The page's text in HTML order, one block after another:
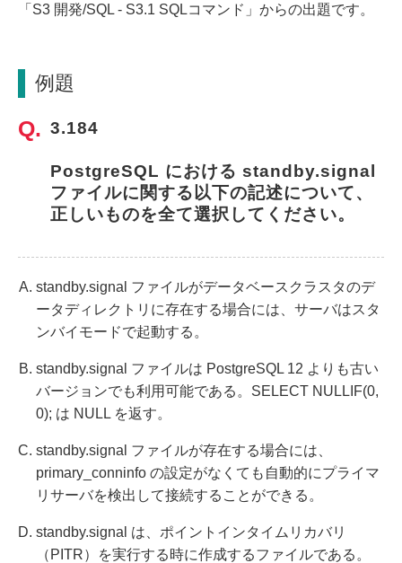
「S3 開発/SQL - S3.1 SQLコマンド」からの出題です。
例題
3.184
PostgreSQL における standby.signal
ファイルに関する以下の記述について、
正しいものを全て選択してください。
standby.signal ファイルがデータベースクラスタのデ
ータディレクトリに存在する場合には、サーバはスタ
ンバイモードで起動する。
standby.signal ファイルは PostgreSQL 12 よりも古い
バージョンでも利用可能である。SELECT NULLIF(0,
0); は NULL を返す。
standby.signal ファイルが存在する場合には、
primary_conninfo の設定がなくても自動的にプライマ
リサーバを検出して接続することができる。
standby.signal は、ポイントインタイムリカバリ
（PITR）を実行する時に作成するファイルである。